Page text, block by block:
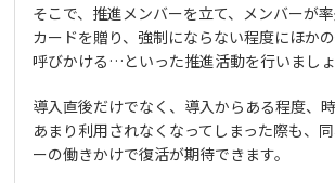
そこで、推進メンバーを立て、メンバーが
カードを贈り、強制にならない程度にほか
呼びかける…といった推進活動を行いましょ
導入直後だけでなく、導入からある程度、時
あまり利用されなくなってしまった際も、
ーの働きかけで復活が期待できます。